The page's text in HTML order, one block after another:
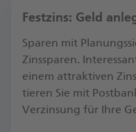
Festzins: Geld
Sparen mit
Zins­sparen.
einem at­trak­tiven
tieren Sie mit
Ver­zin­sung für Ihre